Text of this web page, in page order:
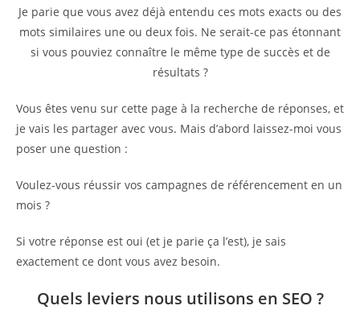
Je parie que vous avez déjà entendu ces mots exacts ou des
mots similaires une ou deux fois. Ne serait-ce pas étonnant
si vous pouviez connaître le même type de succès et de
résultats ?
Vous êtes venu sur cette page à la recherche de réponses, et
je vais les partager avec vous. Mais d’abord laissez-moi vous
poser une question :
Voulez-vous réussir vos campagnes de référencement en un
mois ?
Si votre réponse est oui (et je parie ça l’est), je sais
exactement ce dont vous avez besoin.
Quels leviers nous utilisons en SEO ?